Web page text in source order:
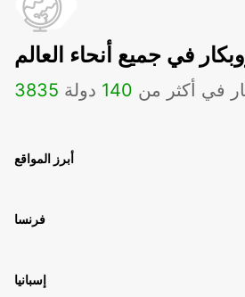
في جميع أنحاء العالم
3835 في أكثر من 140 دولة
أبرز المواقع
فرنسا
إسبانيا